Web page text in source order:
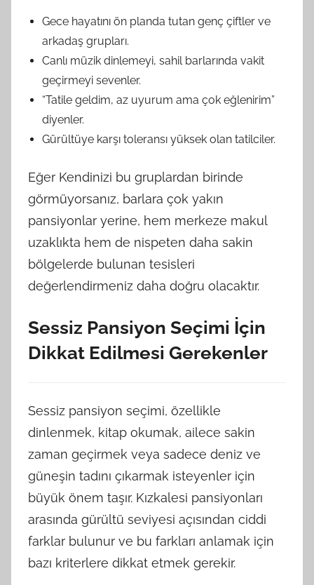
Gece hayatını ön planda tutan genç çiftler ve
arkadaş grupları.
Canlı müzik dinlemeyi, sahil barlarında vakit
geçirmeyi sevenler.
“Tatile geldim, az uyurum ama çok eğlenirim”
diyenler.
Gürültüye karşı toleransı yüksek olan tatilciler.
Eğer Kendinizi bu gruplardan birinde
görmüyorsanız, barlara çok yakın
pansiyonlar yerine, hem merkeze makul
uzaklıkta hem de nispeten daha sakin
bölgelerde bulunan tesisleri
değerlendirmeniz daha doğru olacaktır.
Sessiz Pansiyon Seçimi İçin
Dikkat Edilmesi Gerekenler
Sessiz pansiyon seçimi, özellikle
dinlenmek, kitap okumak, ailece sakin
zaman geçirmek veya sadece deniz ve
güneşin tadını çıkarmak isteyenler için
büyük önem taşır. Kızkalesi pansiyonları
arasında gürültü seviyesi açısından ciddi
farklar bulunur ve bu farkları anlamak için
bazı kriterlere dikkat etmek gerekir.